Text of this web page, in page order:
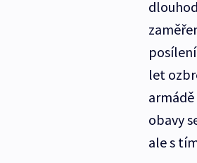
let
obavy
ale s